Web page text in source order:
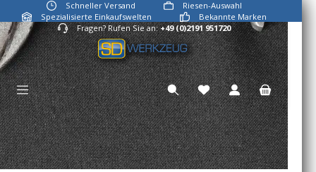
Zum Hauptinhalt springen
Schneller Versand
Riesen-Auswahl
Spezialisierte Einkaufswelten
Bekannte Marken
Fragen? Rufen Sie an:+49 (0)2191 951720
Du hast 0 Produkte